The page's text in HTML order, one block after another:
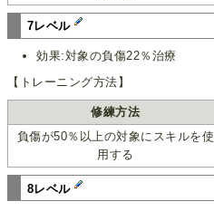
7レベル
効果:対象の負傷22％治療
【トレーニング方法】
修練方法
負傷が50％以上の対象にスキルを使
用する
8レベル